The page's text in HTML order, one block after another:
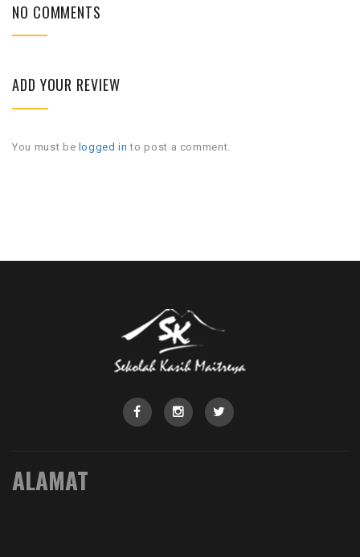
NO COMMENTS
ADD YOUR REVIEW
You must be logged in to post a comment.
ALAMAT